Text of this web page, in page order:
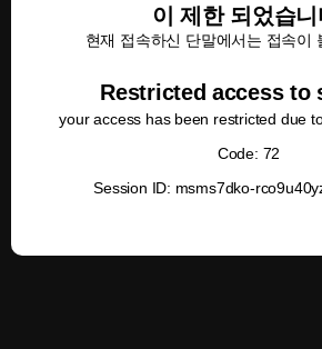
이 제한 되었습
현재 접속하신 단말에서는 접속이
Restricted access to
your access has been restricted due
Code: 72
Session ID: msms7dko-